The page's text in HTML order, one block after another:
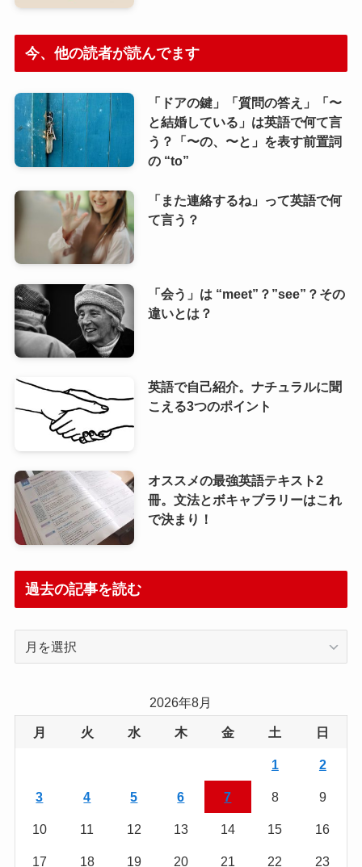
今、他の読者が読んでます
「ドアの鍵」「質問の答え」「〜
と結婚している」は英語で何て言
う？「〜の、〜と」を表す前置詞
の “to”
「また連絡するね」って英語で何
て言う？
「会う」は “meet”？”see”？その
違いとは？
英語で自己紹介。ナチュラルに聞
こえる3つのポイント
オススメの最強英語テキスト2
冊。文法とボキャブラリーはこれ
で決まり！
過去の記事を読む
事
2026年8月
月 火 水 木 金 土 日
1 2
3 4 5 6 7 8 9
10 11 12 13 14 15 16
17 18 19 20 21 22 23